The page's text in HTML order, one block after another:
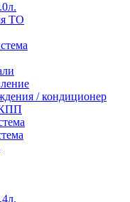
ТО
/ кондиционер